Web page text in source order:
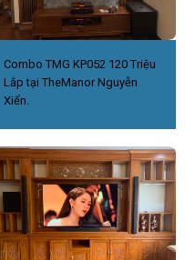
Combo TMG KP052 120 Triệu
Lắp tại TheManor Nguyễn
Xiển.